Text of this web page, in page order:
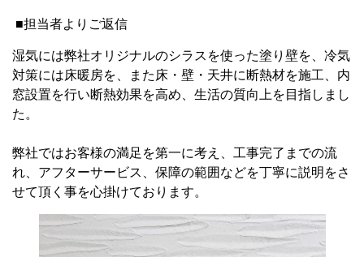
■担当者よりご返信
湿気には弊社オリジナルのシラスを使った塗り壁を、冷気
対策には床暖房を、また床・壁・天井に断熱材を施工、内
窓設置を行い断熱効果を高め、生活の質向上を目指しまし
た。
弊社ではお客様の満足を第一に考え、工事完了までの流
れ、アフターサービス、保障の範囲などを丁寧に説明をさ
せて頂く事を心掛けております。